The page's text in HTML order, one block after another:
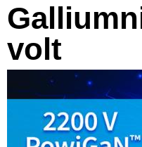
volt